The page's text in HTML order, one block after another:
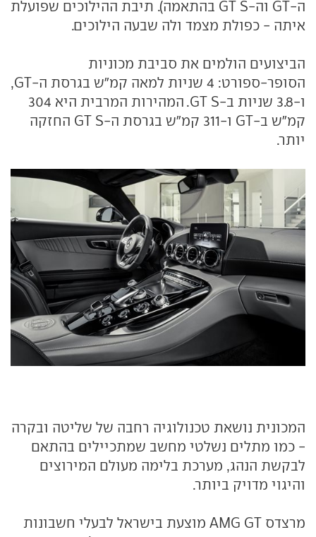
ה-GT וה-GT S בהתאמה). תיבת ההילוכים שפועלת
איתה - כפולת מצמד ולה שבעה הילוכים.
הביצועים הולמים את סביבת מכוניות
הסופר-ספורט: 4 שניות למאה קמ"ש בגרסת ה-GT,
ו-3.8 שניות ב-GT S. המהירות המרבית היא 304
קמ"ש ב-GT ו-311 קמ"ש בגרסת ה-GT S החזקה
יותר.
המכונית נושאת טכנולוגיה רחבה של שליטה ובקרה
- כמו מתלים נשלטי מחשב שמתכיילים בהתאם
לבקשת הנהג, מערכת בלימה מעולם המירוצים
והיגוי מדויק ביותר.
מרצדס AMG GT מוצעת בישראל לבעלי חשבונות